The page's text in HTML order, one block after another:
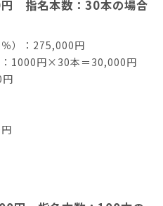
指名本数：30本の場合
）：275,000円
：1000円×30本＝30,000円